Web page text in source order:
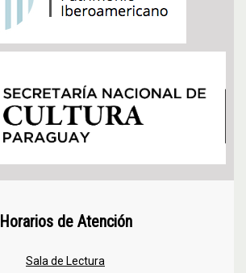
Horarios de Atención
Sala de Lectura